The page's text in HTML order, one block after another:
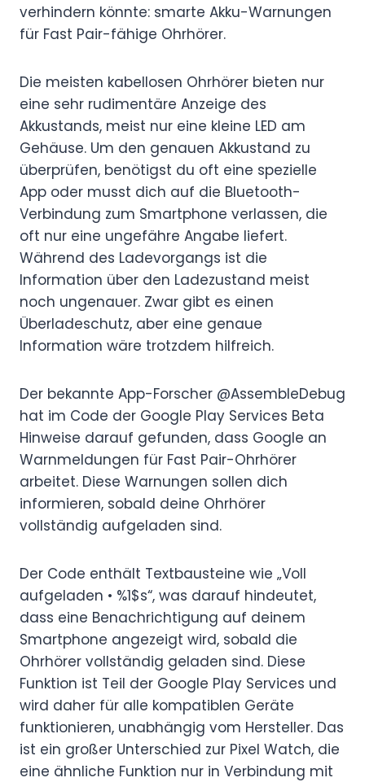
verhindern könnte: smarte Akku-Warnungen
für Fast Pair-fähige Ohrhörer.
Die meisten kabellosen Ohrhörer bieten nur
eine sehr rudimentäre Anzeige des
Akkustands, meist nur eine kleine LED am
Gehäuse. Um den genauen Akkustand zu
überprüfen, benötigst du oft eine spezielle
App oder musst dich auf die Bluetooth-
Verbindung zum Smartphone verlassen, die
oft nur eine ungefähre Angabe liefert.
Während des Ladevorgangs ist die
Information über den Ladezustand meist
noch ungenauer. Zwar gibt es einen
Überladeschutz, aber eine genaue
Information wäre trotzdem hilfreich.
Der bekannte App-Forscher @AssembleDebug
hat im Code der Google Play Services Beta
Hinweise darauf gefunden, dass Google an
Warnmeldungen für Fast Pair-Ohrhörer
arbeitet. Diese Warnungen sollen dich
informieren, sobald deine Ohrhörer
vollständig aufgeladen sind.
Der Code enthält Textbausteine wie „Voll
aufgeladen • %1$s“, was darauf hindeutet,
dass eine Benachrichtigung auf deinem
Smartphone angezeigt wird, sobald die
Ohrhörer vollständig geladen sind. Diese
Funktion ist Teil der Google Play Services und
wird daher für alle kompatiblen Geräte
funktionieren, unabhängig vom Hersteller. Das
ist ein großer Unterschied zur Pixel Watch, die
eine ähnliche Funktion nur in Verbindung mit